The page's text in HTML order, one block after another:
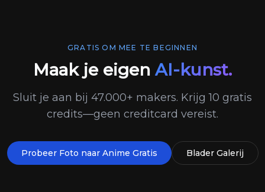
GRATIS OM MEE TE BEGINNEN
Maak je eigen AI-kunst.
Sluit je aan bij 47.000+ makers. Krijg 10 gratis
credits—geen creditcard vereist.
Probeer Foto naar Anime Gratis Blader Galerij